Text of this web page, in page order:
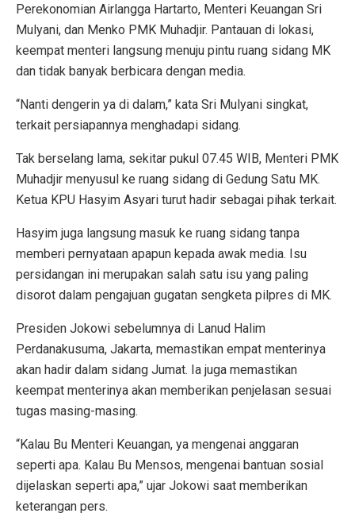
Perekonomian Airlangga Hartarto, Menteri Keuangan Sri
Mulyani, dan Menko PMK Muhadjir. Pantauan di lokasi,
keempat menteri langsung menuju pintu ruang sidang MK
dan tidak banyak berbicara dengan media.
“Nanti dengerin ya di dalam,” kata Sri Mulyani singkat,
terkait persiapannya menghadapi sidang.
Tak berselang lama, sekitar pukul 07.45 WIB, Menteri PMK
Muhadjir menyusul ke ruang sidang di Gedung Satu MK.
Ketua KPU Hasyim Asyari turut hadir sebagai pihak terkait.
Hasyim juga langsung masuk ke ruang sidang tanpa
memberi pernyataan apapun kepada awak media. Isu
persidangan ini merupakan salah satu isu yang paling
disorot dalam pengajuan gugatan sengketa pilpres di MK.
Presiden Jokowi sebelumnya di Lanud Halim
Perdanakusuma, Jakarta, memastikan empat menterinya
akan hadir dalam sidang Jumat. Ia juga memastikan
keempat menterinya akan memberikan penjelasan sesuai
tugas masing-masing.
“Kalau Bu Menteri Keuangan, ya mengenai anggaran
seperti apa. Kalau Bu Mensos, mengenai bantuan sosial
dijelaskan seperti apa,” ujar Jokowi saat memberikan
keterangan pers.